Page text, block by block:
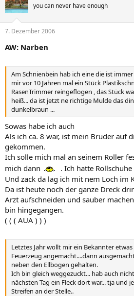
you can never have enough
7. Dezember 2006
AW: Narben
Am Schnienbein hab ich eine die ist
mir vor 10 Jahren mal ein Stück
RasenTrimmer reingeflogen , das Stück
heiß... da ist jetzt ne richtige Mulde das
dunkelbraun ...
Sowas habe ich auch
Als ich ca. 8 war, ist mein Bruder auf
gekommen.
Ich solle mich mal an seinem Roller
mich dann
. Ich hatte Rollschuhe
Und zack da lag ich mit nem Loch im
Da ist heute noch der ganze Dreck
Arzt aufschneiden und sauber
bin hingegangen.
( ( ( AUA ) ) )
Letztes Jahr wollt mir ein Bekannter
Feuerzeug angemacht....dann
neben den Ellbogen gehalten.
Ich bin gleich weggezuckt... hab auch
nächsten Tag ein Fleck dort war... tja und
Streifen an der Stelle..